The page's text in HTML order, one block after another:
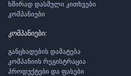
ხშირად დასმული კითხვები
კომპანიები
კომპანიები:
განცხადების დამატება
კომპანიის რეგისტრაცია
პროდუქტები და ფასები